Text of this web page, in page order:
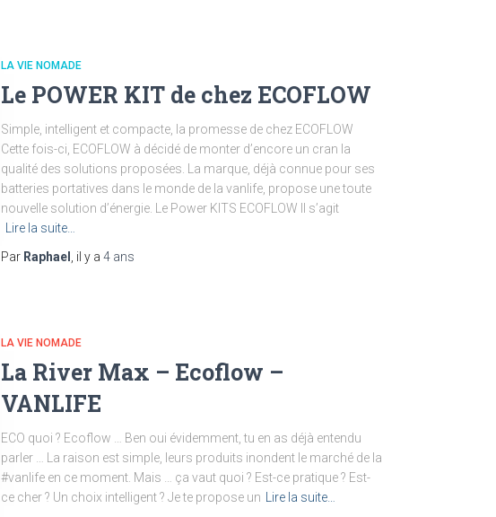
LA VIE NOMADE
Le POWER KIT de chez ECOFLOW
Simple, intelligent et compacte, la promesse de chez ECOFLOW
Cette fois-ci, ECOFLOW à décidé de monter d’encore un cran la
qualité des solutions proposées. La marque, déjà connue pour ses
batteries portatives dans le monde de la vanlife, propose une toute
nouvelle solution d’énergie. Le Power KITS ECOFLOW Il s’agit
Lire la suite…
Par Raphael , il y a 4 ans
LA VIE NOMADE
La River Max – Ecoflow –
VANLIFE
ECO quoi ? Ecoflow … Ben oui évidemment, tu en as déjà entendu
parler … La raison est simple, leurs produits inondent le marché de la
#vanlife en ce moment. Mais … ça vaut quoi ? Est-ce pratique ? Est-
ce cher ? Un choix intelligent ? Je te propose un
Lire la suite…